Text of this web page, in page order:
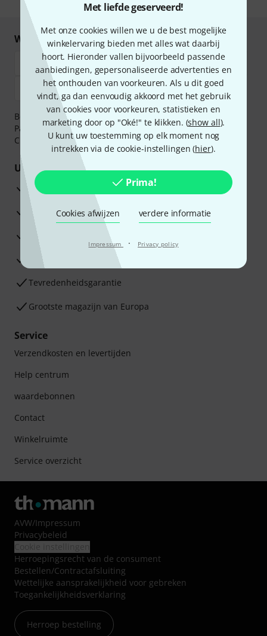
Met liefde geserveerd!
Met onze cookies willen we u de best mogelijke
winkelervaring bieden met alles wat daarbij
hoort. Hieronder vallen bijvoorbeeld passende
aanbiedingen, gepersonaliseerde advertenties en
het onthouden van voorkeuren. Als u dit goed
vindt, ga dan eenvoudig akkoord met het gebruik
van cookies voor voorkeuren, statistieken en
marketing door op "Oké!" te klikken. (show all).
U kunt uw toestemming op elk moment nog
intrekken via de cookie-instellingen (hier).
Prima!
Cookies afwijzen verdere informatie
Impressum · Privacy policy
Winkel en betaal veilig
Betaalt u veilig en vertrouwd met Bankoverschrijving,
PayPal, iDEAL,Klarna Betaal Nu Klarna Betaal in 3of
Creditcard.
Uw voordelen
3 jaar Thomann garantie
30 dagen Money Back-garantie
Advies van onze experts
Tevredenheidsgarantie
Grootste magazijn van Europa
Service
Verzendkosten en levertijden
Help centrum
waardebonnen
Contact
Winkelruimte
Service overzicht
AVW/Impressum
Privacybeleid
Herroepingsrecht van de consument
Bestellen/Contractafsluiting
Wettelijke aansprakelijkheid voor gebreken
Toegankelijkheidsverklaring
Herroep bestelling